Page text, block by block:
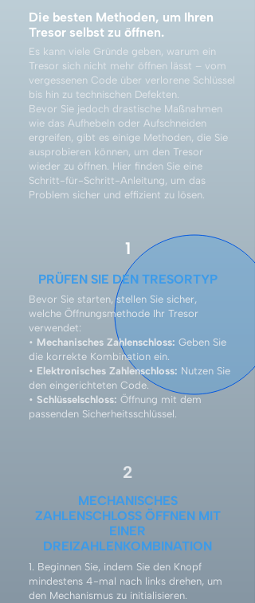
Die besten Methoden, um Ihren
Tresor selbst zu öffnen.
Es kann viele Gründe geben, warum ein
Tresor sich nicht mehr öffnen lässt – vom
vergessenen Code über verlorene Schlüssel
bis hin zu technischen Defekten.
Bevor Sie jedoch drastische Maßnahmen
wie das Aufhebeln oder Aufschneiden
ergreifen, gibt es einige Methoden, die Sie
ausprobieren können, um den Tresor
wieder zu öffnen. Hier finden Sie eine
Schritt-für-Schritt-Anleitung, um das
Problem sicher und effizient zu lösen.
1
PRÜFEN SIE DEN TRESORTYP
Bevor Sie starten, stellen Sie sicher,
welche Öffnungsmethode Ihr Tresor
verwendet:
• Mechanisches Zahlenschloss: Geben Sie
die korrekte Kombination ein.
• Elektronisches Zahlenschloss: Nutzen Sie
den eingerichteten Code.
• Schlüsselschloss: Öffnung mit dem
passenden Sicherheitsschlüssel.
2
MECHANISCHES
ZAHLENSCHLOSS ÖFFNEN MIT
EINER
DREIZAHLENKOMBINATION
1. Beginnen Sie, indem Sie den Knopf
mindestens 4-mal nach links drehen, um
den Mechanismus zu initialisieren.